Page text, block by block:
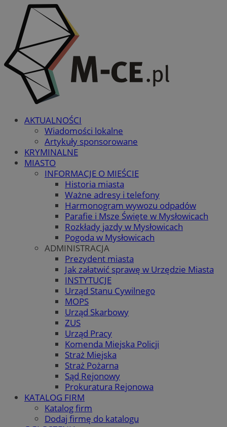
AKTUALNOŚCI
Wiadomości lokalne
Artykuły sponsorowane
KRYMINALNE
MIASTO
INFORMACJE O MIEŚCIE
Historia miasta
Ważne adresy i telefony
Harmonogram wywozu odpadów
Parafie i Msze Święte w Mysłowicach
Rozkłady jazdy w Mysłowicach
Pogoda w Mysłowicach
ADMINISTRACJA
Prezydent miasta
Jak załatwić sprawę w Urzędzie Miasta
INSTYTUCJE
Urząd Stanu Cywilnego
MOPS
Urząd Skarbowy
ZUS
Urząd Pracy
Komenda Miejska Policji
Straż Miejska
Straż Pożarna
Sąd Rejonowy
Prokuratura Rejonowa
KATALOG FIRM
Katalog firm
Dodaj firmę do katalogu